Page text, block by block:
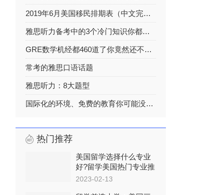
2019年6月美国移民排期表（中文完整版）
雅思听力备考中的3个冷门知识你都了解吗？
GRE数学机经都460道了你竟然还不知道？！！
常考的雅思口语话题
雅思听力：8大题型
国际化的环境、免费的教育你可能没那么了解挪威
热门推荐
美国留学选择什么专业
好?留学美国热门专业推
荐
2023-02-13